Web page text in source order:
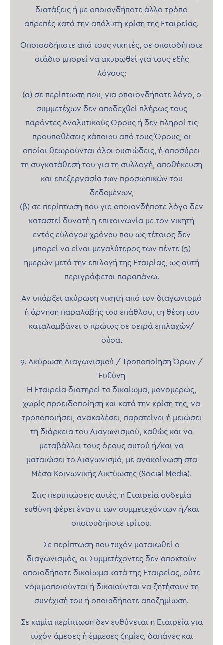
διατάξεις ή με οποιονδήποτε άλλο τρόπο
απρεπές κατά την απόλυτη κρίση της Εταιρείας.
Οποιοσδήποτε από τους νικητές, σε οποιοδήποτε
στάδιο μπορεί να ακυρωθεί για τους εξής
λόγους:
(α) σε περίπτωση που, για οποιονδήποτε λόγο, ο
συμμετέχων δεν αποδεχθεί πλήρως τους
παρόντες Αναλυτικούς Όρους ή δεν πληροί τις
προϋποθέσεις κάποιου από τους Όρους, οι
οποίοι θεωρούνται όλοι ουσιώδεις, ή αποσύρει
τη συγκατάθεσή του για τη συλλογή, αποθήκευση
και επεξεργασία των προσωπικών του
δεδομένων,
(β) σε περίπτωση που για οποιονδήποτε λόγο δεν
καταστεί δυνατή η επικοινωνία με τον νικητή
εντός εύλογου χρόνου που ως τέτοιος δεν
μπορεί να είναι μεγαλύτερος των πέντε (5)
ημερών μετά την επιλογή της Εταιρίας, ως αυτή
περιγράφεται παραπάνω.
Αν υπάρξει ακύρωση νικητή από τον διαγωνισμό
ή άρνηση παραλαβής του επάθλου, τη θέση του
καταλαμβάνει ο πρώτος σε σειρά επιλαχών/
ούσα.
9. Ακύρωση Διαγωνισμού / Τροποποίηση Όρων /
Ευθύνη
Η Εταιρεία διατηρεί το δικαίωμα, μονομερώς,
χωρίς προειδοποίηση και κατά την κρίση της, να
τροποποιήσει, ανακαλέσει, παρατείνει ή μειώσει
τη διάρκεια του Διαγωνισμού, καθώς και να
μεταβάλλει τους όρους αυτού ή/και να
ματαιώσει το Διαγωνισμό, με ανακοίνωση στα
Μέσα Κοινωνικής Δικτύωσης (Social Media).
Στις περιπτώσεις αυτές, η Εταιρεία ουδεμία
ευθύνη φέρει έναντι των συμμετεχόντων ή/και
οποιουδήποτε τρίτου.
Σε περίπτωση που τυχόν ματαιωθεί ο
διαγωνισμός, οι Συμμετέχοντες δεν αποκτούν
οποιοδήποτε δικαίωμα κατά της Εταιρείας, ούτε
νομιμοποιούνται ή δικαιούνται να ζητήσουν τη
συνέχισή του ή οποιαδήποτε αποζημίωση.
Σε καμία περίπτωση δεν ευθύνεται η Εταιρεία για
τυχόν άμεσες ή έμμεσες ζημίες, δαπάνες και